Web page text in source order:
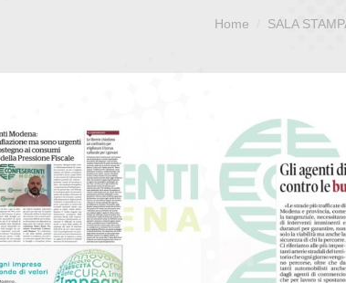
Home SALA